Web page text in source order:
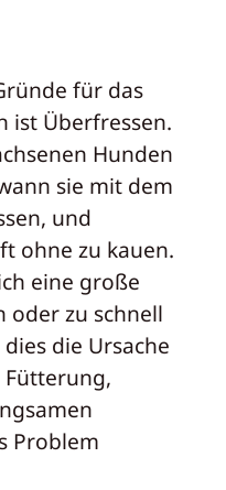
für das
ist Überfressen.
Hunden
sie mit dem
und
ohne zu kauen.
eine große
oder zu schnell
die Ursache
Fütterung,
Problem